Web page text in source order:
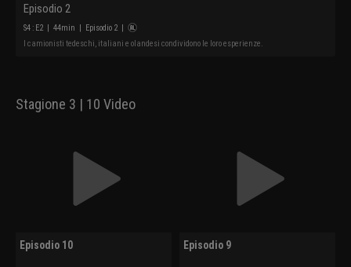
Episodio 2
S4 : E2 | 44min | Episodio 2 |
I camionisti tedeschi, italiani e olandesi condividono le loro esperienze.
Stagione 3 | 10 Video
Episodio 10 Episodio 9